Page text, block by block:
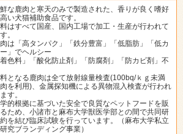
鮮な鹿肉と寒天のみで製造された、香りが良く嗜好
い犬猫補助食品です。
料はすべて国産、国内工場で加工・生産が行われて
。
肉は「高タンパク」「鉄分豊富」「低脂肪」「低カ
」でヘルシー
着色料」「酸化防止剤」「防腐剤」「防カビ剤」不
料となる鹿肉は全て放射線量検査(100bq/ｋｇ未満
を利用)、金属探知機による異物混入検査が行われ
す。
学的根拠に基づいた安全で良質なペットフードを販
ため、小諸市と麻布大学獣医学部との間で共同研
を結び臨床試験を行っています。（麻布大学私立
究ブランディング事業）